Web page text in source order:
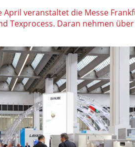
April veranstaltet die Messe
Texprocess. Daran nehmen